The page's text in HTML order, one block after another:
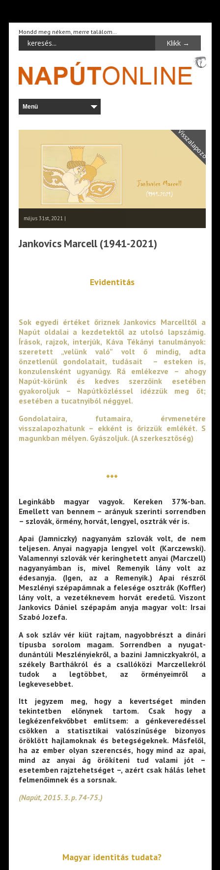
Mondd meg nékem, merre találom…
Visszalapozó
május 31st, 2021 |
Jankovics Marcell (1941-2021)
Evidentitás
Sok egyedi értéket őriznek Jankovics Marcelltől a
Napút oldalai a kezdetektől az utolsó lapszámig.
Írások, rajzok, interjúk, Káva Tékányi tanulmányok:
szeretett „velünk való” volt ő mindig, adta
önzetlenül gondolatait, tudásait – esteken is,
konzulensként ugyanúgy. Rá emlékezve – ahogy
Napút-körünk és kedves szerzőink esetében
gyakoroljuk – Napútközléssel idézzük meg őt;
esetében a tucatnyiból néggyel.
Gondolataira, futamaira, érvmenetére
visszalapozhatunk – ekként is őrizzük emlékét. S
magunkban mélyen. Gyászoljuk. (A szerkesztőség)
***
Leginkább magyar vagyok. Kereken 37%-ban.
Emellett van bennem – arányuk szerinti sorrendben
– szlovák, örmény, horvát, lengyel, osztrák vér is.
Apai (Jamniczky) nagyanyám szlovák volt, de nem
teljesen. Anyai nagyapja lengyel volt (Karczewski).
Valamennyi szlovák vér keringhetett anyai (Marczell)
nagyanyámban is, mivel Remenyik lány volt az
édesanyja. (Igen, az a Remenyik.) Apai részről
Meszlényi szépapámnak a felesége osztrák (Koffler)
lány volt, a vezetéknevem horvát eredetű. Viszont
Jankovics Dániel szépapám anyja magyar volt: Irsai
Szabó Jozefa.
A sok szláv vér kiüt rajtam, nagyobbrészt a dinári
típusba sorolom magam. Sorrendben a nyugat-
dunántúli Meszlényiekről, a bazini Jamniczkyakról, a
székely Barthákról és a csallóközi Marczellekról
tudok a legtöbbet, az örményeimről a
legkevesebbet.
Itt jegyzem meg, hogy a kevertséget minden
tekintetben előnynek tartom. Csak hogy a
legkézenfekvőbbet említsem: a génkeveredéssel
csökken a statisztikai valószínűsége bizonyos
öröklött hajlamoknak és betegségeknek. Másfelől,
ha az ember olyan szerencsés, hogy mind az apai,
mind az anyai ág örökíteni tud valami jót –
esetemben rajztehetséget –, azért csak hálás lehet
felmenőimnek és a sorsnak.
(Napút, 2015. 3. p. 74-75.)
Magyar identitás tudata?